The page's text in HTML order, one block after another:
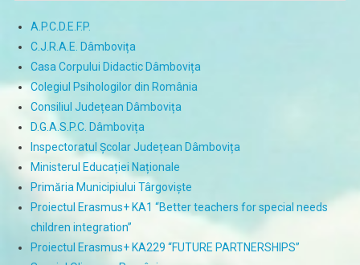
A.P.C.D.E.F.P.
C.J.R.A.E. Dâmbovița
Casa Corpului Didactic Dâmbovița
Colegiul Psihologilor din România
Consiliul Județean Dâmbovița
D.G.A.S.P.C. Dâmbovița
Inspectoratul Școlar Județean Dâmbovița
Ministerul Educației Naționale
Primăria Municipiului Târgoviște
Proiectul Erasmus+ KA1 “Better teachers for special needs
children integration”
Proiectul Erasmus+ KA229 “FUTURE PARTNERSHIPS”